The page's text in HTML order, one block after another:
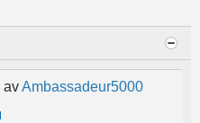
avAmbassadeur5000